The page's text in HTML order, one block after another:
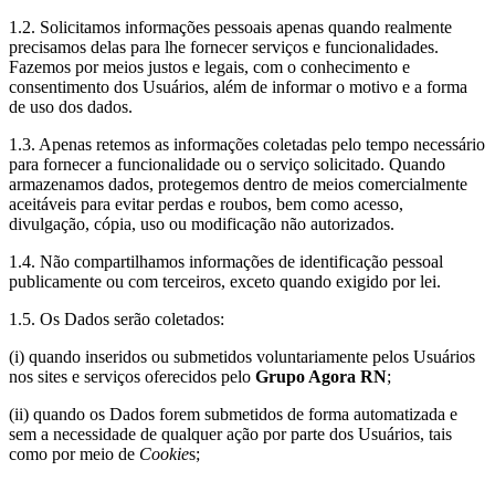
1.2. Solicitamos informações pessoais apenas quando realmente
precisamos delas para lhe fornecer serviços e funcionalidades.
Fazemos por meios justos e legais, com o conhecimento e
consentimento dos Usuários, além de informar o motivo e a forma
de uso dos dados.
1.3. Apenas retemos as informações coletadas pelo tempo necessário
para fornecer a funcionalidade ou o serviço solicitado. Quando
armazenamos dados, protegemos dentro de meios comercialmente
aceitáveis ​​para evitar perdas e roubos, bem como acesso,
divulgação, cópia, uso ou modificação não autorizados.
1.4. Não compartilhamos informações de identificação pessoal
publicamente ou com terceiros, exceto quando exigido por lei.
1.5. Os Dados serão coletados:
(i) quando inseridos ou submetidos voluntariamente pelos Usuários
nos sites e serviços oferecidos pelo Grupo Agora RN;
(ii) quando os Dados forem submetidos de forma automatizada e
sem a necessidade de qualquer ação por parte dos Usuários, tais
como por meio de Cookies;